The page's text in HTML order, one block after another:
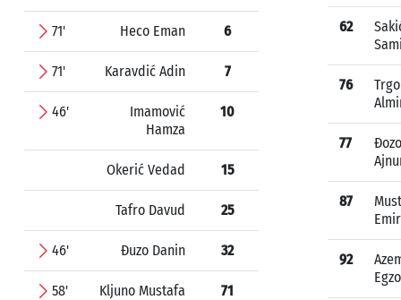
71' Heco Eman 6
71' Karavdić Adin 7
46'
Imamović
Hamza
10
Okerić Vedad 15
Tafro Davud 25
46' Đuzo Danin 32
58' Kljuno Mustafa 71
62
76
Trgo
77
Đozo
87
Emir
92